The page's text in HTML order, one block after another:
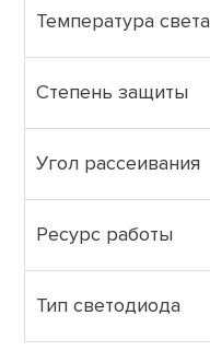
Температура света
Степень защиты
Угол рассеивания
Ресурс работы
Тип светодиода